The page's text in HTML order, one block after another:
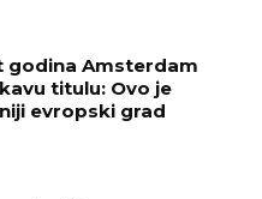
godina Amsterdam
titulu: Ovo je
evropski grad